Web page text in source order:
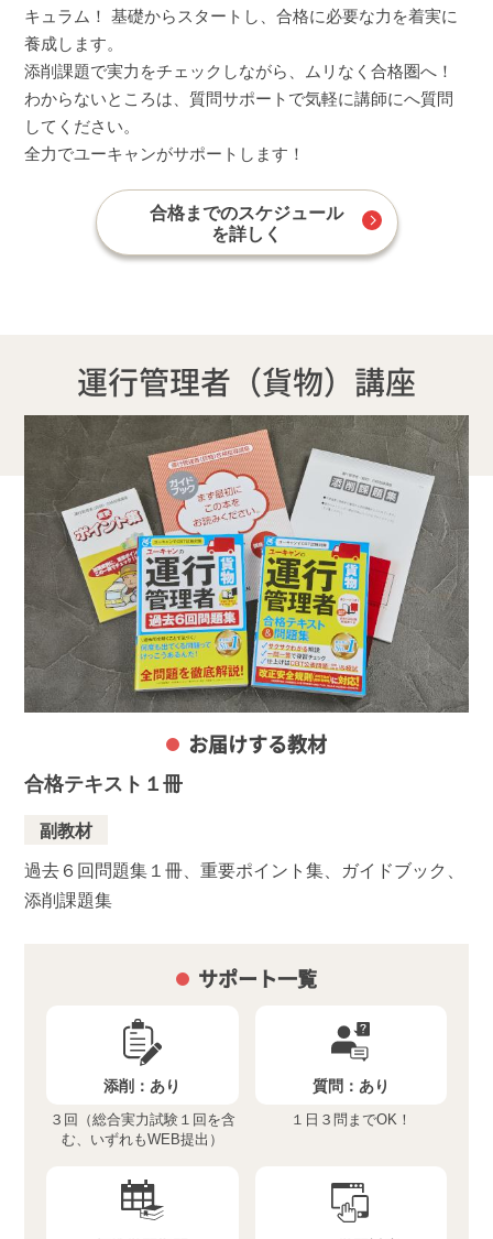
キュラム！ 基礎からスタートし、合格に必要な力を着実に
養成します。
添削課題で実力をチェックしながら、ムリなく合格圏へ！
わからないところは、質問サポートで気軽に講師にへ質問
してください。
全力でユーキャンがサポートします！
合格までのスケジュール
を詳しく
運行管理者（貨物）講座
お届けする教材
合格テキスト１冊
副教材
過去６回問題集１冊、重要ポイント集、ガイドブック、
添削課題集
サポート一覧
添削： あり
３回（総合実力試験１回を含
む、いずれもWEB提出）
質問： あり
１日３問までOK！